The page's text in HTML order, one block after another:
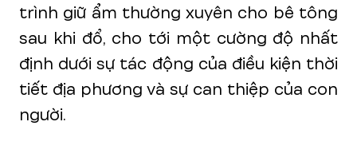
trình giữ ẩm thường xuyên cho bê tông
sau khi đổ, cho tới một cường độ nhất
định dưới sự tác động của điều kiện thời
tiết địa phương và sự can thiệp của con
người.